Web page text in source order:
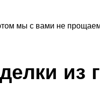
мы с вами не
из